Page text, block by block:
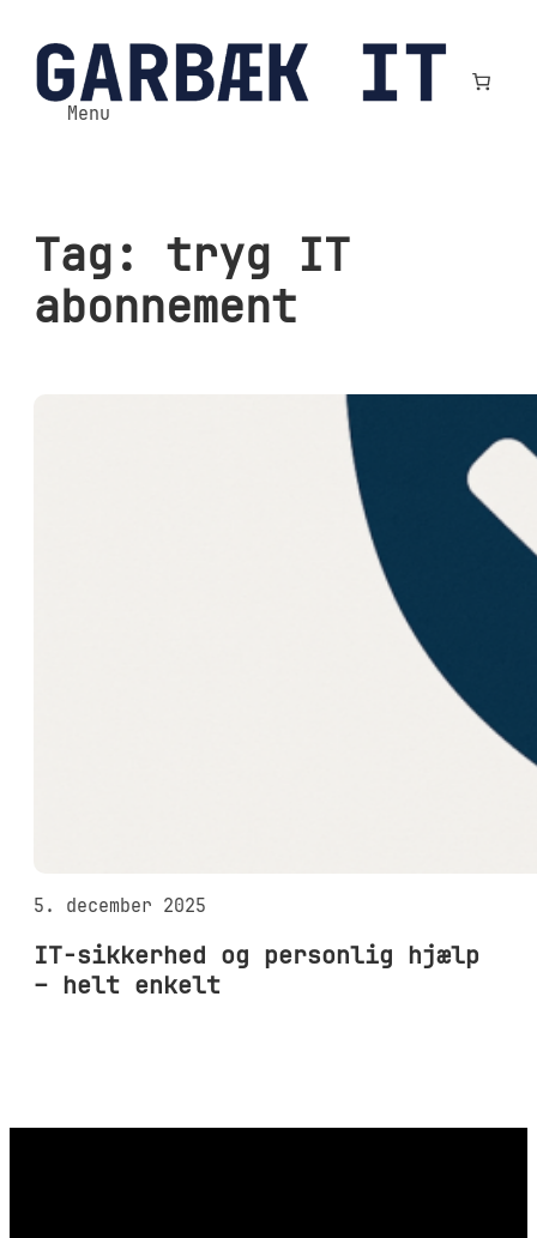
til
indhold
Menu
Tag: tryg IT
abonnement
5. december 2025
IT-sikkerhed og personlig hjælp
– helt enkelt